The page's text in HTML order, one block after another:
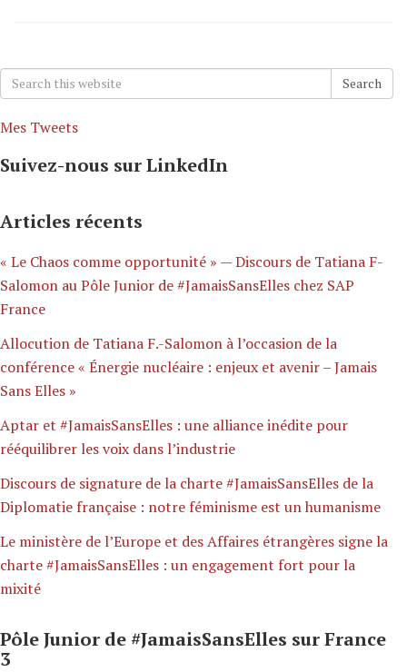
Search
for:
Search
Mes Tweets
Suivez-nous sur LinkedIn
Articles récents
« Le Chaos comme opportunité » — Discours de Tatiana F-
Salomon au Pôle Junior de #JamaisSansElles chez SAP
France
Allocution de Tatiana F.-Salomon à l’occasion de la
conférence « Énergie nucléaire : enjeux et avenir – Jamais
Sans Elles »
Aptar et #JamaisSansElles : une alliance inédite pour
rééquilibrer les voix dans l’industrie
Discours de signature de la charte #JamaisSansElles de la
Diplomatie française : notre féminisme est un humanisme
Le ministère de l’Europe et des Affaires étrangères signe la
charte #JamaisSansElles : un engagement fort pour la
mixité
Pôle Junior de #JamaisSansElles sur France
3